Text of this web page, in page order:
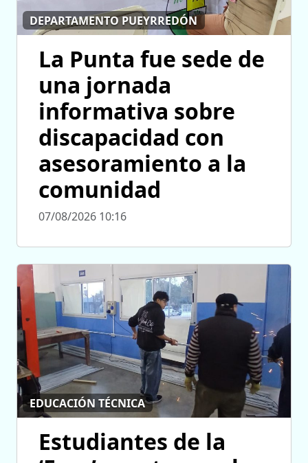
DEPARTAMENTO PUEYRREDÓN
La Punta fue sede de
una jornada
informativa sobre
discapacidad con
asesoramiento a la
comunidad
07/08/2026 10:16
EDUCACIÓN TÉCNICA
Estudiantes de la